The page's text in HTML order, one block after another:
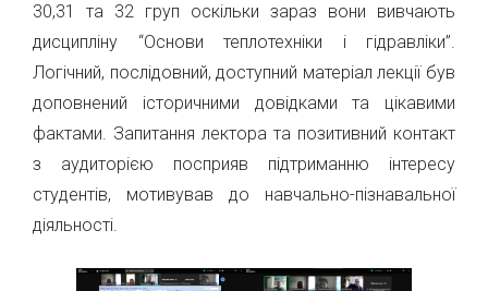
30,31 та 32 груп оскільки зараз вони вивчають
дисципліну “Основи теплотехніки і гідравліки”.
Логічний, послідовний, доступний матеріал лекції був
доповнений історичними довідками та цікавими
фактами. Запитання лектора та позитивний контакт
з аудиторією посприяв підтриманню інтересу
студентів, мотивував до навчально-пізнавальної
діяльності.